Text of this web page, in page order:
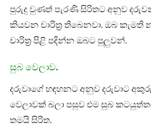
පුරුදු වුණත් පැරණි සිරිතට අනුව
කියවන චාරිත්‍ර තිබෙනවා. ඔබ කැමති
චාරිත්‍ර පිළි පදින්න ඔබට පුලුවන්.
සුබ වෙලාව.
දරුවාගේ හඳහනට අනුව දරුවාට
වෙලාවක් බලා පසුව එම සුබ
තමයි සිරිත.